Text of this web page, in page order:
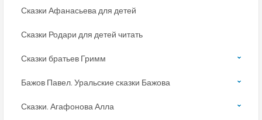
Сказки Афанасьева для детей
Сказки Родари для детей читать
Сказки братьев Гримм
Бажов Павел. Уральские сказки Бажова
Сказки. Агафонова Алла